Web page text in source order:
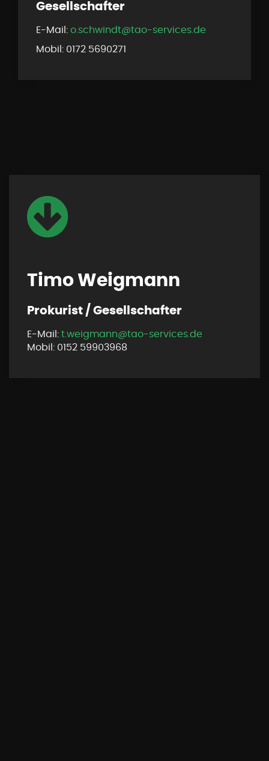
Gesellschafter
E-Mail: o.schwindt@tao-services.de
Mobil: 0172 5690271
Timo Weigmann
Prokurist / Gesellschafter
E-Mail: t.weigmann@tao-services.de
Mobil: 0152 59903968